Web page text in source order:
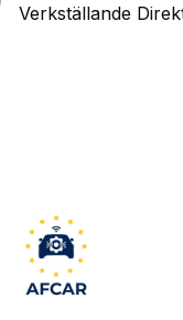
Verkställande